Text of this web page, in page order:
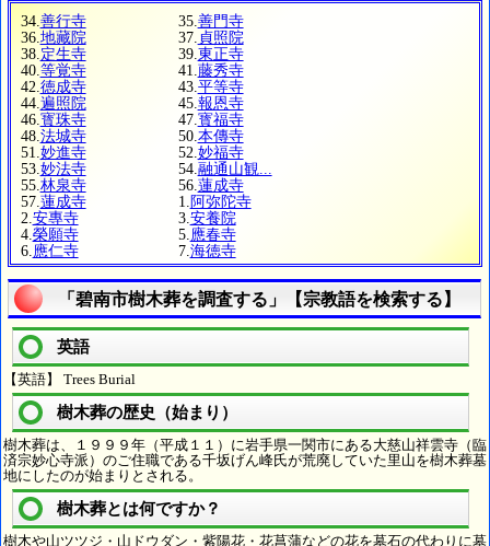
34. 善行寺 35. 善門寺
36. 地藏院 37. 貞照院
38. 定生寺 39. 東正寺
40. 等覚寺 41. 藤秀寺
42. 徳成寺 43. 平等寺
44. 遍照院 45. 報恩寺
46. 寳珠寺 47. 寳福寺
48. 法城寺 50. 本傳寺
51. 妙進寺 52. 妙福寺
53. 妙法寺 54. 融通山観...
55. 林泉寺 56. 蓮成寺
57. 蓮成寺 1. 阿弥陀寺
2. 安專寺 3. 安養院
4. 榮願寺 5. 應春寺
6. 應仁寺 7. 海徳寺
「碧南市樹木葬を調査する」【宗教語を検索する】
英語
【英語】 Trees Burial
樹木葬の歴史（始まり）
樹木葬は、１９９９年（平成１１）に岩手県一関市にある大慈山祥雲寺（臨
済宗妙心寺派）のご住職である千坂げん峰氏が荒廃していた里山を樹木葬墓
地にしたのが始まりとされる。
樹木葬とは何ですか？
樹木や山ツツジ・山ドウダン・紫陽花・花菖蒲などの花を墓石の代わりに墓